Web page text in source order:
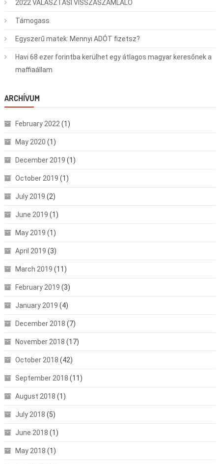
2022 VÁLASZTÁSI VISSZASZÁMLÁLÓ
Támogass
Egyszerű matek: Mennyi ADÓT fizetsz?
Havi 68 ezer forintba kerülhet egy átlagos magyar keresőnek a
maffiaállam
ARCHÍVUM
February 2022 (1)
May 2020 (1)
December 2019 (1)
October 2019 (1)
July 2019 (2)
June 2019 (1)
May 2019 (1)
April 2019 (3)
March 2019 (11)
February 2019 (3)
January 2019 (4)
December 2018 (7)
November 2018 (17)
October 2018 (42)
September 2018 (11)
August 2018 (1)
July 2018 (5)
June 2018 (1)
May 2018 (1)